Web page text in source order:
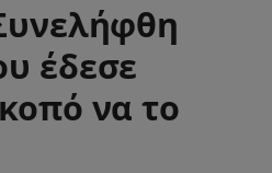
έδεσε
να το